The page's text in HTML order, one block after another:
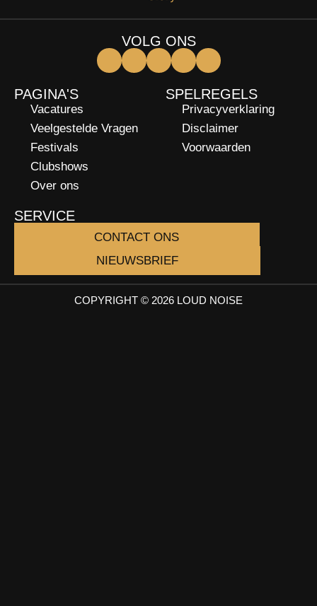
VOLG ONS
PAGINA'S
Vacatures
Veelgestelde Vragen
Festivals
Clubshows
Over ons
SPELREGELS
Privacyverklaring
Disclaimer
Voorwaarden
SERVICE
CONTACT ONS
NIEUWSBRIEF
COPYRIGHT © 2026 LOUD NOISE